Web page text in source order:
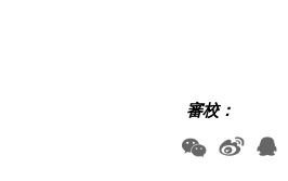
審校：